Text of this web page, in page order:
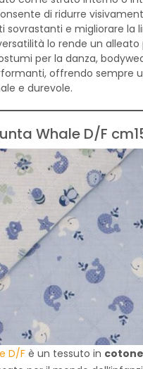
di ridurre
sovrastanti e migliorare la
lo rende un alleato
per la danza,
offrendo sempre
e durevole.
Whale D/F
D/F è un tessuto in